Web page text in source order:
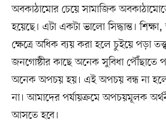
অবকাঠামোর চেয়ে সামাজিক
হয়েছে। এটা একটা ভালো সিদ্ধান্ত। শিক্ষা,
ক্ষেত্রে অধিক ব্যয় করা হলে চুইয়ে পড়া
জনগোষ্ঠীর কাছে অনেক সুবিধা পৌঁছাতে
অনেক অপচয় হয়। এই অপচয় বন্ধ না
না। আমাদের পর্যায়ক্রমে অপচয়মূলক
আসতে হবে।